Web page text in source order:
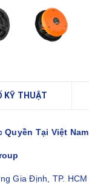
KỸ THUẬT
Tại Việt Nam
Gia Định, TP. HCM